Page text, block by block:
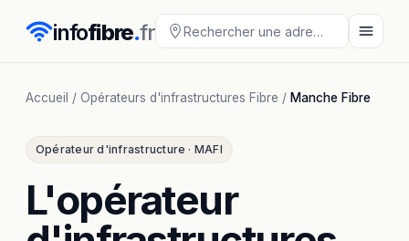
infofibre.fr
Accueil / Opérateurs d'infrastructures Fibre / Manche Fibre
Opérateur d'infrastructure · MAFI
L'opérateur